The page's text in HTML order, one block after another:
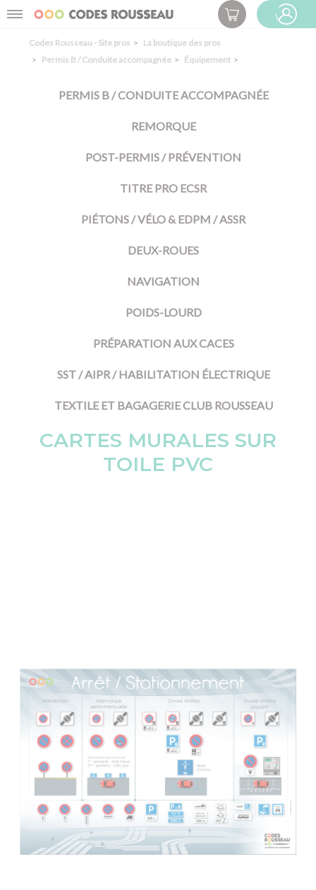
Menu
Codes Rousseau - Site pros
La boutique des pros
Permis B / Conduite accompagnée
Équipement
PERMIS B / CONDUITE ACCOMPAGNÉE
REMORQUE
POST-PERMIS / PRÉVENTION
TITRE PRO ECSR
PIÉTONS / VÉLO & EDPM / ASSR
DEUX-ROUES
NAVIGATION
POIDS-LOURD
PRÉPARATION AUX CACES
SST / AIPR / HABILITATION ÉLECTRIQUE
TEXTILE ET BAGAGERIE CLUB ROUSSEAU
CARTES MURALES SUR
TOILE PVC
Panneau de gestion des cookies